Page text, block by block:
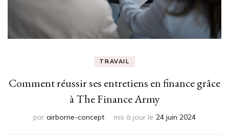
TRAVAIL
Comment réussir ses entretiens en finance grâce
à The Finance Army
par airborne-concept mis à jour le 24 juin 2024